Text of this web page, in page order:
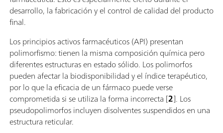
desarrollo, la fabricación y el control de calidad del producto
final.
Los principios activos farmacéuticos (API) presentan
polimorfismo: tienen la misma composición química pero
diferentes estructuras en estado sólido. Los polimorfos
pueden afectar la biodisponibilidad y el índice terapéutico,
por lo que la eficacia de un fármaco puede verse
comprometida si se utiliza la forma incorrecta [2]. Los
pseudopolimorfos incluyen disolventes suspendidos en una
estructura reticular.